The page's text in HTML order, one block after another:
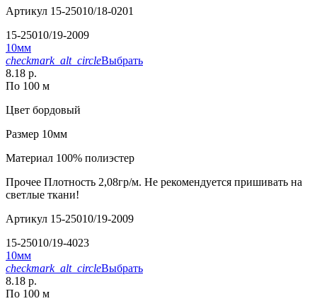
Артикул 15-25010/18-0201
15-25010/19-2009
10мм
checkmark_alt_circleВыбрать
8.18 р.
По 100 м
Цвет бордовый
Размер 10мм
Материал 100% полиэстер
Прочее Плотность 2,08гр/м. Не рекомендуется пришивать на
светлые ткани!
Артикул 15-25010/19-2009
15-25010/19-4023
10мм
checkmark_alt_circleВыбрать
8.18 р.
По 100 м